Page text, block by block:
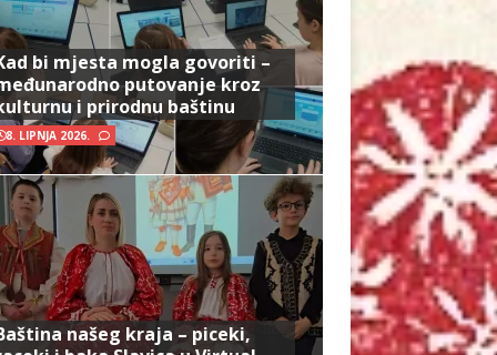
bi mjesta mogla govoriti –
putovanje kroz
i prirodnu baštinu
8. LIPNJA 2026.
našeg kraja – piceki,